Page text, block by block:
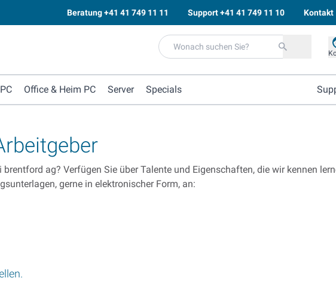
Beratung+41 41 749 11 11 Support+41 41 749 11 10 Kontakt
Office & Heim PC Server Specials
ag? Verfügen Sie über Talente und Eigenschaften, die wir kennen
gerne in elektronischer Form, an: